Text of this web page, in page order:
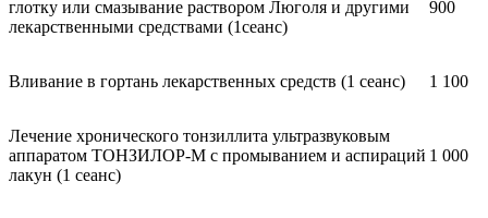
глотку или смазывание раствором Люголя и другими
лекарственными средствами (1сеанс)
900
Вливание в гортань лекарственных средств (1 сеанс) 1 100
Лечение хронического тонзиллита ультразвуковым
аппаратом ТОНЗИЛОР-М с промыванием и аспираций
лакун (1 сеанс)
1 000